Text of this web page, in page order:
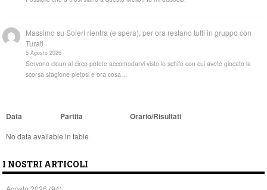
Massimo suSoleri rientra (e spera), per ora restano tutti in gruppo con
Turati
5 Agosto 2026
Servono cloun al circo potete accomodarvi visto lo schifo con cui avete giocato la
scorsa stagione pietosi e ora cosa…
Data Partita Orario/Risultati
No data available in table
I NOSTRI ARTICOLI